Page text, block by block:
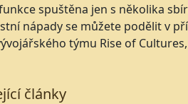
spuštěna jen s několika
nápady se můžete podělit v
týmu Rise of
články